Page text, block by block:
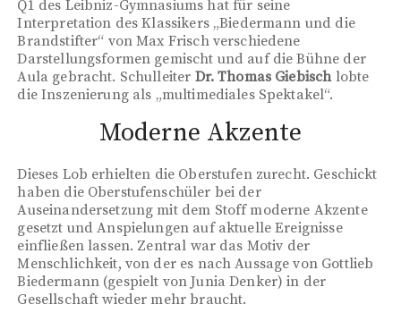
Q1 des Leibniz-Gymnasiums hat für seine
Interpretation des Klassikers „Biedermann und die
Brandstifter“ von Max Frisch verschiedene
Darstellungsformen gemischt und auf die Bühne der
Aula gebracht. Schulleiter Dr. Thomas Giebischlobte
die Inszenierung als „multimediales Spektakel“.
Moderne Akzente
Dieses Lob erhielten die Oberstufen zurecht. Geschickt
haben die Oberstufenschüler bei der
Auseinandersetzung mit dem Stoff moderne Akzente
gesetzt und Anspielungen auf aktuelle Ereignisse
einfließen lassen. Zentral war das Motiv der
Menschlichkeit, von der es nach Aussage von Gottlieb
Biedermann (gespielt von Junia Denker) in der
Gesellschaft wieder mehr braucht.